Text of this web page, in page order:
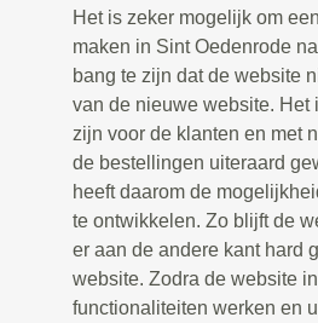
Het is zeker mogelijk om
maken in Sint Oedenrode
bang te zijn dat de website
van de nieuwe website. Het
zijn voor de klanten en met
de bestellingen uiteraard
heeft daarom de
te ontwikkelen. Zo blijft de
er aan de andere kant hard
website. Zodra de website
functionaliteiten werken en